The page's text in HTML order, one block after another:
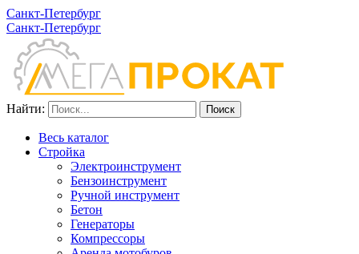
Санкт-Петербург
Санкт-Петербург
Найти:
Весь каталог
Стройка
Электроинструмент
Бензоинструмент
Ручной инструмент
Бетон
Генераторы
Компрессоры